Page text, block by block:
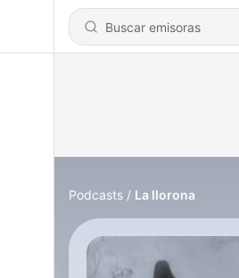
Podcasts La llorona